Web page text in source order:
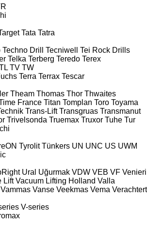
Tata Tatra
Techno Drill Tecniwell
Tei Rock Drills
Telka Terberg Teredo Terex
TV TW
Terra Terrax Tescar
Theam Thomas Thor Thwaites
France Titan Tomplan Toro Toyama
Trans-Lift Transgruas Transmanut
Trivelsonda Truemax Truxor Tuhe Tur
Tyrolit Tünkers UN UNC US UWM
Ural Uğurmak VDW VEB VF Venieri
Lift Vacuum Lifting Holland Valla
Vammas Vanse Veekmas Vema Verachtert
V-series